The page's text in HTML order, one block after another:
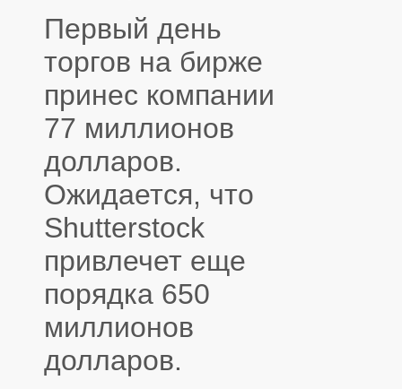
Первый день
торгов на бирже
принес компании
77 миллионов
долларов.
Ожидается, что
Shutterstock
привлечет еще
порядка 650
миллионов
долларов.